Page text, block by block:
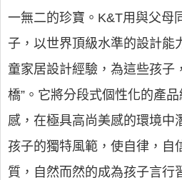
一無二的珍寶。K&T用與父母
子，以世界頂級水準的設計能
童家居設計經驗，為這些孩子
橋”。它將分段式個性化的產
感，在極具高尚美感的環境中
孩子的獨特風範，使自律，自
質，自然而然的成為孩子言行